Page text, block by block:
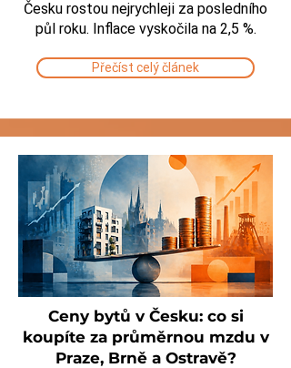
Česku rostou nejrychleji za posledního
půl roku. Inflace vyskočila na 2,5 %.
Přečíst celý článek
Ceny bytů v Česku: co si
koupíte za průměrnou mzdu v
Praze, Brně a Ostravě?